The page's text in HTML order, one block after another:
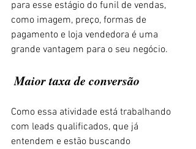
para esse estágio do funil de vendas,
como imagem, preço, formas de
pagamento e loja vendedora é uma
grande vantagem para o seu negócio.
Maior taxa de conversão
Como essa atividade está trabalhando
com leads qualificados, que já
entendem e estão buscando